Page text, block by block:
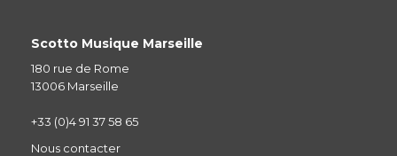
Scotto Musique Marseille
180 rue de Rome
13006 Marseille
+33 (0)4 91 37 58 65
Nous contacter